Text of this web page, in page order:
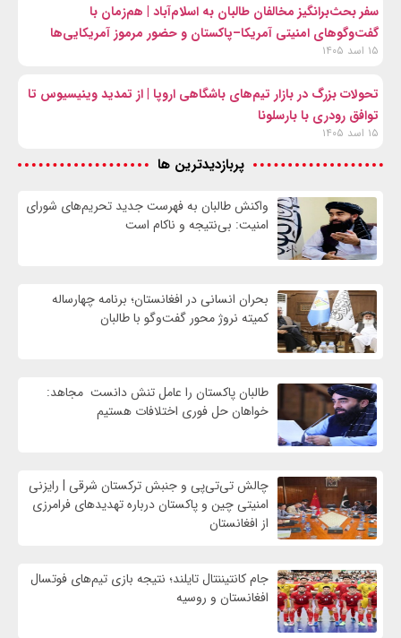
سفر بحث‌برانگیز مخالفان طالبان به اسلام‌آباد | هم‌زمان با
گفت‌وگوهای امنیتی آمریکا–پاکستان و حضور مرموز آمریکایی‌ها
۱۵ اسد ۱۴۰۵
تحولات بزرگ در بازار تیم‌های باشگاهی اروپا | از تمدید وینیسیوس تا
توافق رودری با بارسلونا
۱۵ اسد ۱۴۰۵
پربازدیدترین ها
واكنش طالبان به فهرست جدید تحریم‌های شورای
امنیت: بی‌نتیجه و ناکام است
بحران انسانی در افغانستان؛ برنامه چهار‌ساله
کمیته نروژ محور گفت‌وگو با طالبان
طالبان پاکستان را عامل تنش دانست مجاهد:
خواهان حل فوری اختلافات هستیم
چالش تی‌تی‌پی و جنبش ترکستان شرقی | رایزنی
امنیتی چین و پاکستان درباره تهدیدهای فرامرزی
از افغانستان
جام کانتیننتال تایلند؛ نتیجه بازی تیم‌های فوتسال
افغانستان و روسیه